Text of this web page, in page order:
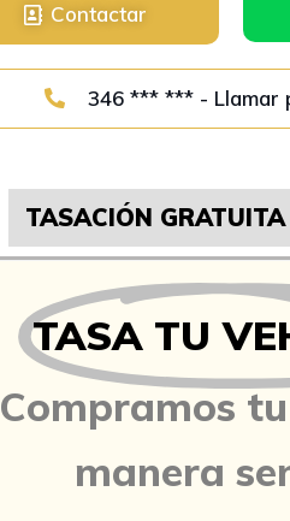
Contactar
346 *** *** -
TASACIÓN GRATUITA
TASA TU
Compramos
manera